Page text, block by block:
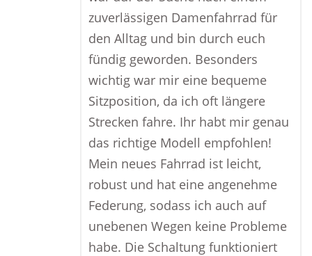
zuverlässigen Damenfahrrad für
den Alltag und bin durch euch
fündig geworden. Besonders
wichtig war mir eine bequeme
Sitzposition, da ich oft längere
Strecken fahre. Ihr habt mir genau
das richtige Modell empfohlen!
Mein neues Fahrrad ist leicht,
robust und hat eine angenehme
Federung, sodass ich auch auf
unebenen Wegen keine Probleme
habe. Die Schaltung funktioniert